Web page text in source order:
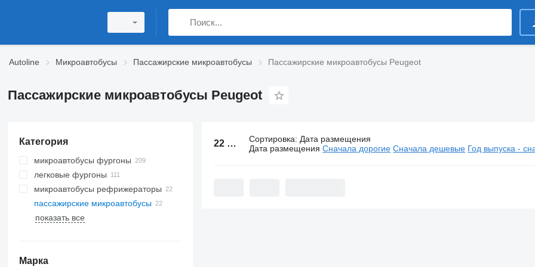
Autoline Микроавтобусы Пассажирские микроавтобусы Пассажирские микроавтобусы Peugeot
Пассажирские микроавтобусы Peugeot
Категория
микроавтобусы фургоны
легковые фургоны
микроавтобусы рефрижераторы
пассажирские микроавтобусы
показать все
Марка
22 объявления: Пассажирские микроавтобусы Peugeot
Сортировка: Дата размещения
Дата размещения Сначала дорогие Сначала дешевые Год выпуска -